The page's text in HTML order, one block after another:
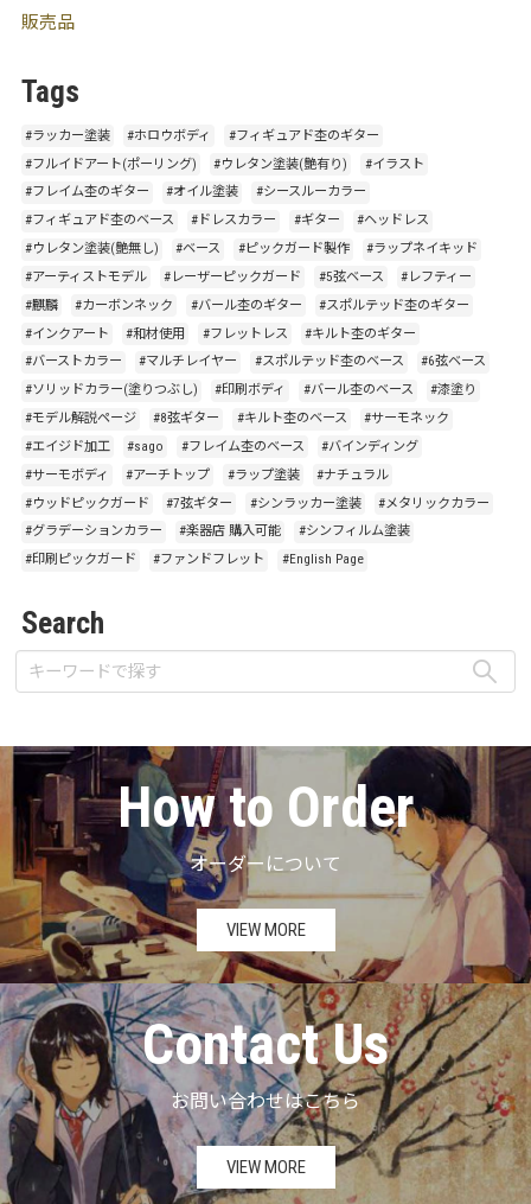
販売品
Tags
#ラッカー塗装 #ホロウボディ
#フィギュアド杢のギター
#フルイドアート(ポーリング)
#ウレタン塗装(艶有り)
#イラスト
#フレイム杢のギター
#オイル塗装
#シースルーカラー
#フィギュアド杢のベース
#ドレスカラー #ギター
#ヘッドレス
#ウレタン塗装(艶無し)
#ベース #ピックガード製作
#ラップネイキッド
#アーティストモデル
#レーザーピックガード #5弦ベース
#レフティー
#麒麟
#カーボンネック #バール杢のギター
#スポルテッド杢のギター
#インクアート
#和材使用 #フレットレス
#キルト杢のギター
#バーストカラー
#マルチレイヤー #スポルテッド杢のベース
#6弦ベース
#ソリッドカラー(塗りつぶし)
#印刷ボディ #バール杢のベース
#漆塗り
#モデル解説ページ
#8弦ギター #キルト杢のベース
#サーモネック
#エイジド加工
#sago #フレイム杢のベース
#バインディング
#サーモボディ
#アーチトップ #ラップ塗装
#ナチュラル
#ウッドピックガード
#7弦ギター #シンラッカー塗装
#メタリックカラー
#グラデーションカラー
#楽器店 購入可能
#シンフィルム塗装
#印刷ピックガード
#ファンドフレット #English Page
Search
How to Order
オーダーについて
VIEW MORE
Contact Us
お問い合わせはこちら
VIEW MORE